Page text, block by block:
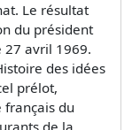
Le résultat
du président
27 avril 1969.
des idées
prélot,
du
de la